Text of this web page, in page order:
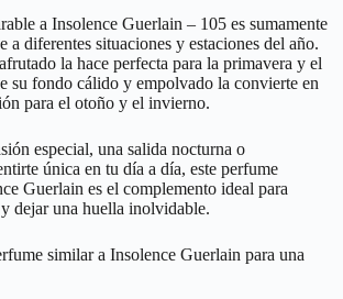
a Insolence Guerlain – 105 es sumamente
a diferentes situaciones y estaciones del año.
la hace perfecta para la primavera y el
su fondo cálido y empolvado la convierte en
para el otoño y el invierno.
especial, una salida nocturna o
única en tu día a día, este perfume
Guerlain es el complemento ideal para
dejar una huella inolvidable.
similar a Insolence Guerlain para una